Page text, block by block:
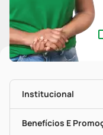
Institucional
História
Nossas Lojas
Benefícios E